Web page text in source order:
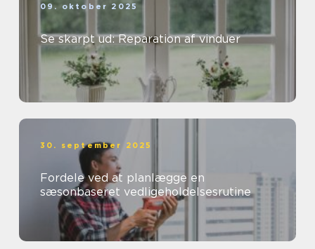
09. oktober 2025
Se skarpt ud: Reparation af vinduer
30. september 2025
Fordele ved at planlægge en
sæsonbaseret vedligeholdelsesrutine